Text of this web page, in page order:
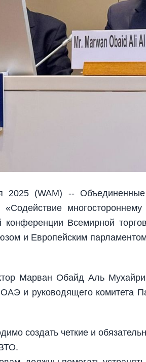
(WAM) -- Объединенные
«Содействие
конференции Всемирной
и Европейским
Марван Обайд Аль
и руководящего комитета
создать четкие и